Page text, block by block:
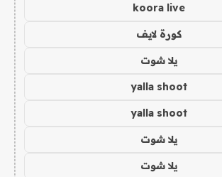
koora live
كورة لايف
يلا شوت
yalla shoot
yalla shoot
يلا شوت
يلا شوت